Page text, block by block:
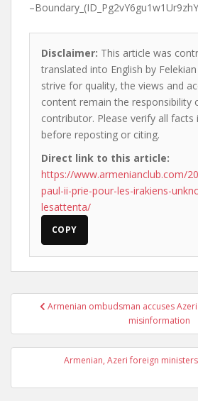
Disclaimer: This article was
translated into English by
strive for quality, the views and
content remain the responsibility
contributor. Please verify all facts
before reposting or citing.
Direct link to this article:
https://www.armenianclub.com/
paul-ii-prie-pour-les-irakiens-
lesattenta/
COPY
PostArmenian ombudsman accuses
misinformation
Armenian, Azeri foreign